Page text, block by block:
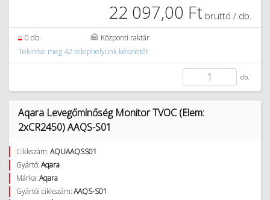
22 097,00 Ft bruttó / db.
0 db.
Központi raktár
Tekintse meg 42 telephelyünk készletét
db.
Aqara Levegőminőség Monitor TVOC (Elem:
2xCR2450) AAQS-S01
Cikkszám:AQUAAQSS01
Gyártó:Aqara
Márka:Aqara
Gyártói cikkszám:AAQS-S01